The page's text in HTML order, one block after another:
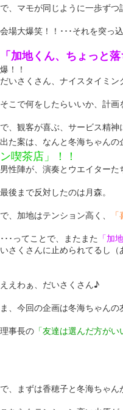
で、マモが同じように一歩ずつ
会場大爆笑！！･･･それを突っ
「加地くん、ちょっと落
爆！！
だいさくさん、ナイスタイミン
そこで何をしたらいいか、計画
で、観客が喜ぶ、サービス精神
出た案は、なんと冬海ちゃんの
ン喫茶店」！！
男性陣が、演奏とウエイターた
最後まで反対したのは月森。
で、加地はテンション高く、
･･･ってことで、またまた 「加
いさくさんに止められてるし（
ええわぁ、だいさくさん♪
ま、今回の企画は冬海ちゃんの
理事長の 「友達は選んだ方がい
で、まずは香穂子と冬海ちゃ